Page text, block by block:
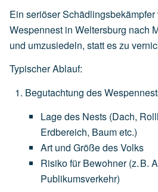
Ein seriöser Schädlingsbekämpfer
Wespennest in Weltersburg nach
und umzusiedeln, statt es zu
Typischer Ablauf:
Begutachtung des
Lagedes Nests (Dach,
Erdbereich, Baumetc.)
Art und GrößedesVolks
Risikofür Bewohner (z.B.
Publikumsverkehr)